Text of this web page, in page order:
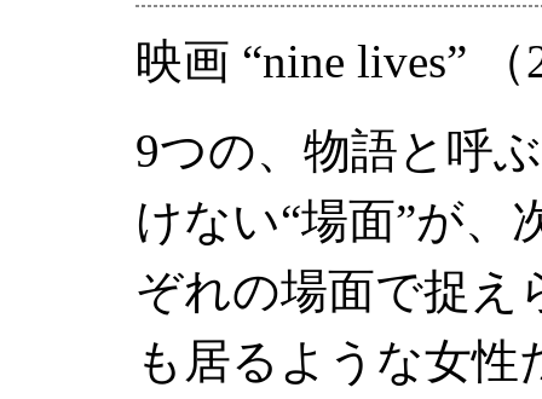
映画 “nine lives”
9つの、物語と呼
けない“場面”が、
ぞれの場面で捉え
も居るような女